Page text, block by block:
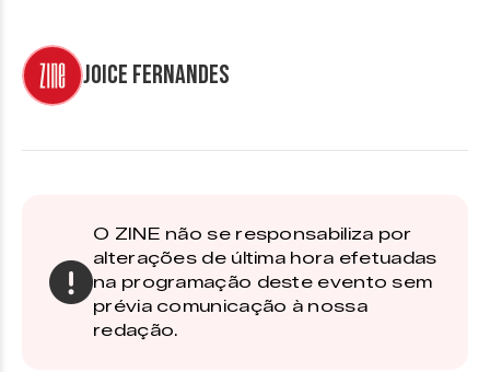
Joice Fernandes
O ZINE não se responsabiliza por
alterações de última hora efetuadas
na programação deste evento sem
prévia comunicação à nossa
redação.